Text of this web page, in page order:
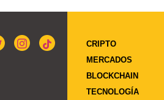
CRIPTO
MERCADOS
BLOCKCHAIN
TECNOLOGÍA